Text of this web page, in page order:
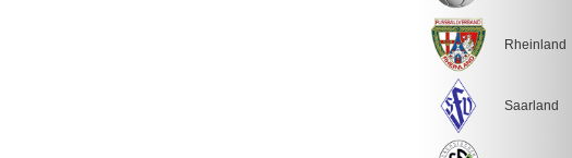
Rheinland
Saarland